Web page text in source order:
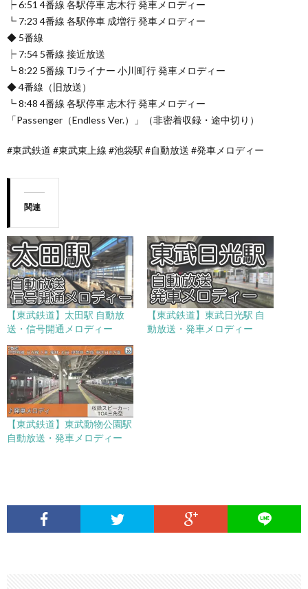
┝ 6:51 4番線 各駅停車 志木行 発車メロディー
┗ 7:23 4番線 各駅停車 成増行 発車メロディー
◆ 5番線
┝ 7:54 5番線 接近放送
┗ 8:22 5番線 TJライナー 小川町行 発車メロディー
◆ 4番線（旧放送）
┗ 8:48 4番線 各駅停車 志木行 発車メロディー
「Passenger（Endless Ver.）」（非密着収録・途中切り）
#東武鉄道 #東武東上線 #池袋駅 #自動放送 #発車メロディー
関連
【東武鉄道】太田駅 自動放
送・信号開通メロディー
【東武鉄道】東武日光駅 自
動放送・発車メロディー
【東武鉄道】東武動物公園駅
自動放送・発車メロディー